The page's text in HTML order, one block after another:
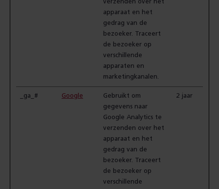
verzenden over het
apparaat en het
gedrag van de
bezoeker. Traceert
de bezoeker op
verschillende
apparaten en
marketingkanalen.
_ga_# Google
Gebruikt om
gegevens naar
Google Analytics te
verzenden over het
apparaat en het
gedrag van de
bezoeker. Traceert
de bezoeker op
verschillende
2 jaar